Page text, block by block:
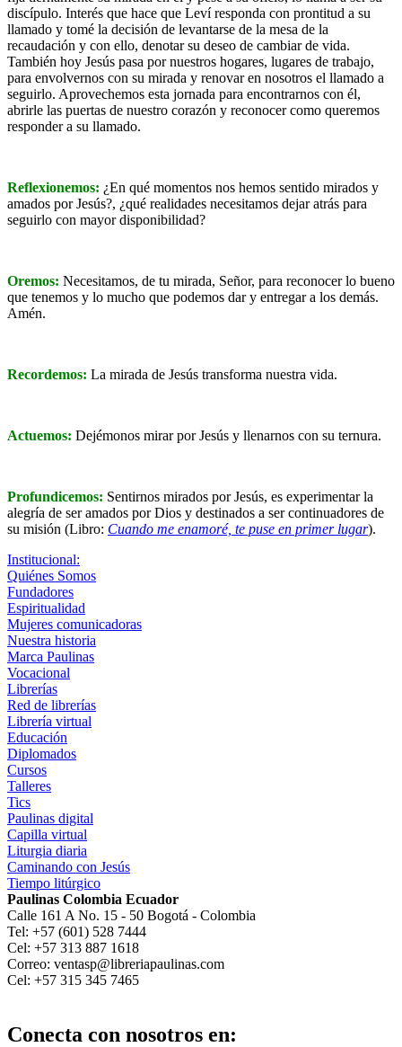
discípulo. Interés que hace que Leví responda con prontitud a su
llamado y tomé la decisión de levantarse de la mesa de la
recaudación y con ello, denotar su deseo de cambiar de vida.
También hoy Jesús pasa por nuestros hogares, lugares de trabajo,
para envolvernos con su mirada y renovar en nosotros el llamado a
seguirlo. Aprovechemos esta jornada para encontrarnos con él,
abrirle las puertas de nuestro corazón y reconocer como queremos
responder a su llamado.
Reflexionemos: ¿En qué momentos nos hemos sentido mirados y
amados por Jesús?, ¿qué realidades necesitamos dejar atrás para
seguirlo con mayor disponibilidad?
Oremos: Necesitamos, de tu mirada, Señor, para reconocer lo bueno
que tenemos y lo mucho que podemos dar y entregar a los demás.
Amén.
Recordemos: La mirada de Jesús transforma nuestra vida.
Actuemos: Dejémonos mirar por Jesús y llenarnos con su ternura.
Profundicemos: Sentirnos mirados por Jesús, es experimentar la
alegría de ser amados por Dios y destinados a ser continuadores de
su misión (Libro: Cuando me enamoré, te puse en primer lugar).
Institucional:
Quiénes Somos
Fundadores
Espiritualidad
Mujeres comunicadoras
Nuestra historia
Marca Paulinas
Vocacional
Librerías
Red de librerías
Librería virtual
Educación
Diplomados
Cursos
Talleres
Tics
Paulinas digital
Capilla virtual
Liturgia diaria
Caminando con Jesús
Tiempo litúrgico
Paulinas Colombia Ecuador
Calle 161 A No. 15 - 50 Bogotá - Colombia
Tel: +57 (601) 528 7444
Cel: +57 313 887 1618
Correo: ventasp@libreriapaulinas.com
Cel: +57 315 345 7465
Conecta con nosotros en: